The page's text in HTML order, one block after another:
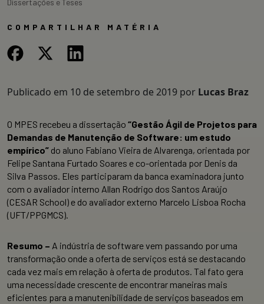
Dissertações e Teses
COMPARTILHAR MATÉRIA
Publicado em 10 de setembro de 2019 por Lucas Braz
O MPES recebeu a dissertação “Gestão Ágil de Projetos para
Demandas de Manutenção de Software: um estudo
empírico” do aluno Fabiano Vieira de Alvarenga, orientada por
Felipe Santana Furtado Soares e co-orientada por Denis da
Silva Passos. Eles participaram da banca examinadora junto
com o avaliador interno Allan Rodrigo dos Santos Araújo
(CESAR School) e do avaliador externo Marcelo Lisboa Rocha
(UFT/PPGMCS).
Resumo – A indústria de software vem passando por uma
transformação onde a oferta de serviços está se destacando
cada vez mais em relação à oferta de produtos. Tal fato gera
uma necessidade crescente de encontrar maneiras mais
eficientes para a manutenibilidade de serviços baseados em